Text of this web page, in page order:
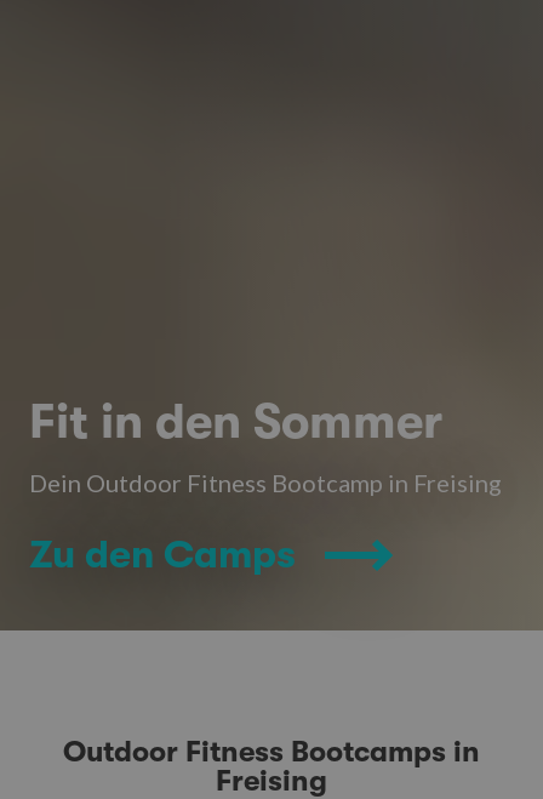
Fit in den Sommer
Dein Outdoor Fitness Bootcamp in Freising
Zu den Camps
Outdoor Fitness Bootcamps in
Freising